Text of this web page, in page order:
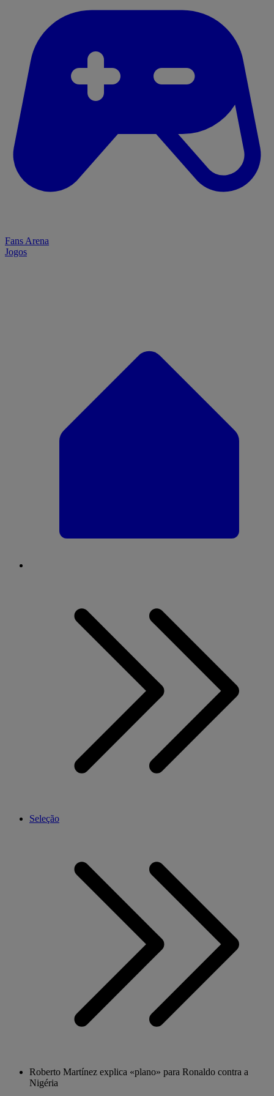
Fans Arena
Jogos
Seleção
Roberto Martínez explica «plano» para Ronaldo contra a
Nigéria